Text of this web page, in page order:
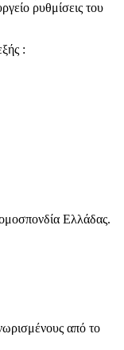
ρυθμίσεις του
:
Ελλάδας.
από το